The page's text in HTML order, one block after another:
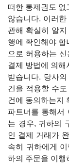
떠한 통제권도 없
않습니다. 이러한
관해 확실히 알
행에 확인해야 합
으로 허용하는
결제 방법에 의해
받습니다. 당사
건을 적용할 수
건에 동의하는지
파트너를 통해서
는 경우, 귀하의
인 결제 거래가
속히 귀하에게
하의 주문을 이행